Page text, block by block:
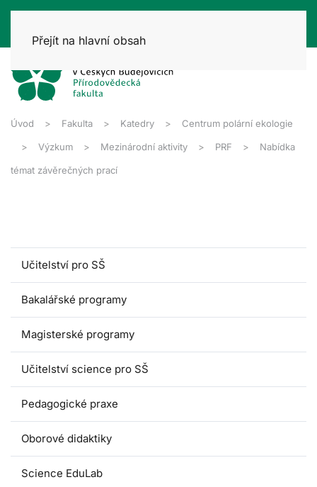
Přejít na hlavní obsah
Úvod Fakulta Katedry Centrum polární ekologie
Výzkum Mezinárodní aktivity PRF Nabídka
témat závěrečných prací
Učitelství pro SŠ
Bakalářské programy
Magisterské programy
Učitelství science pro SŠ
Pedagogické praxe
Oborové didaktiky
Science EduLab